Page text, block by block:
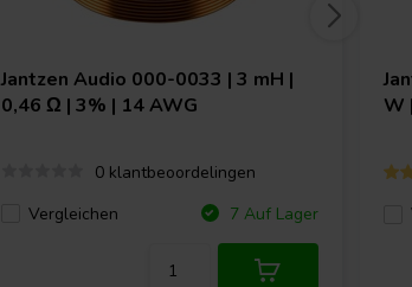
Jantzen Audio 000-0033 | 3 mH |
0,46 Ω | 3% | 14 AWG
0 klantbeoordelingen
Vergleichen
7 Auf Lager
W